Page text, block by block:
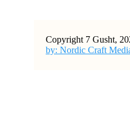
Copyright 7 Gusht,
by: Nordic Craft